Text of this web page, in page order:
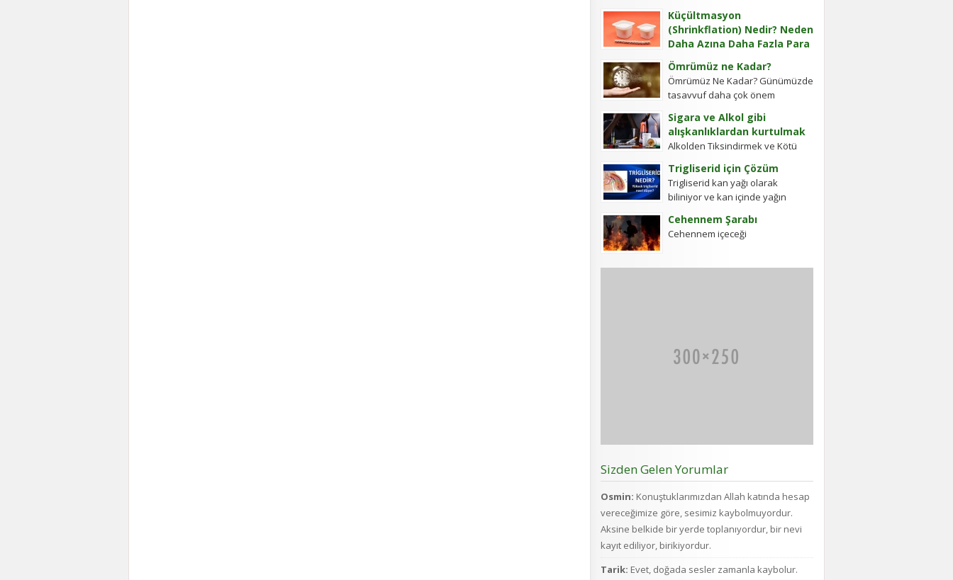
bu kullar manevi mahkeme
görevlileridir.Ayetel kürsi...
Küçültmasyon
(Shrinkflation) Nedir? Neden
Daha Azına Daha Fazla Para
Ödüyoruz?
En sevdiğiniz çikolatanın biraz
daha küçük olduğunu, aynı
büyüklükteki pakette daha az
bisküvi bulunduğunu veya cips
torbalarının daha fazla hava...
Ömrümüz ne Kadar?
Ömrümüz Ne Kadar? Günümüzde
tasavvuf daha çok önem
gerekse Seyyid Tâhâ
hazretlerinin döneminde bu
kadar değildi....
Sigara ve Alkol gibi
alışkanlıklardan kurtulmak
Alkolden Tiksindirmek ve Kötü
Alkolden Tiksindirmek ve Kötü
Huylardan Vazgecirmek icin
Okumak için belli bir zamanı yok...
Trigliserid için Çözüm
Trigliserid kan yağı olarak
biliniyor ve kan içinde yağın
bozuyor. Kalbe daha çok yük
biniyor. Yaşlı ve...
Cehennem Şarabı
Cehennem içeceği
Sizden Gelen Yorumlar
Osmin: Konuştuklarımızdan Allah katında hesap
vereceğimize göre, sesimiz kaybolmuyordur.
Aksine belkide bir yerde toplanıyordur, bir nevi
kayıt ediliyor, birikiyordur.
Tarik: Evet, doğada sesler zamanla kaybolur.